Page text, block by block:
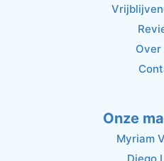
Over
Onze
Myriam
Diego